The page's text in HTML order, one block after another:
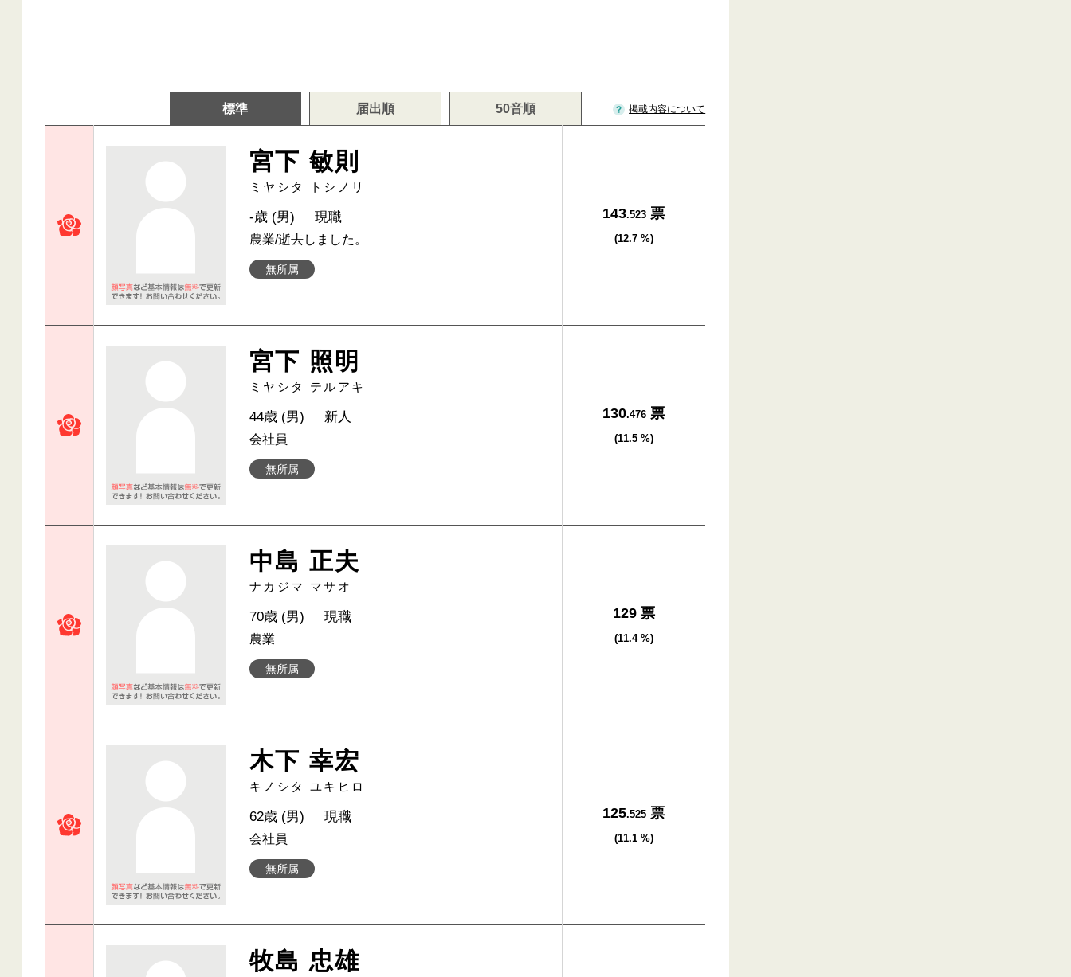
標準 届出順 50音順 掲載内容について
宮下 敏則
ミヤシタ トシノリ
無所属
-歳 (男) 現職
農業/逝去しました。
143.523 票
(12.7 %)
宮下 照明
ミヤシタ テルアキ
無所属
44歳 (男) 新人
会社員
130.476 票
(11.5 %)
中島 正夫
ナカジマ マサオ
無所属
70歳 (男) 現職
農業
129 票
(11.4 %)
木下 幸宏
キノシタ ユキヒロ
無所属
62歳 (男) 現職
会社員
125.525 票
(11.1 %)
牧島 忠雄